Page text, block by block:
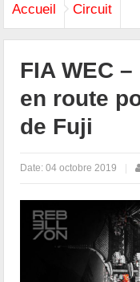
Accueil Circuit
FIA WEC
en route
de Fuji
Date:04 octobre 2019 |